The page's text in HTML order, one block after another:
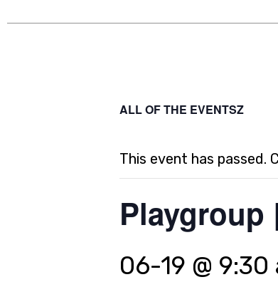
ALL OF THE EVENTSZ
This event has passed.
Playgroup
06-19 @ 9:30